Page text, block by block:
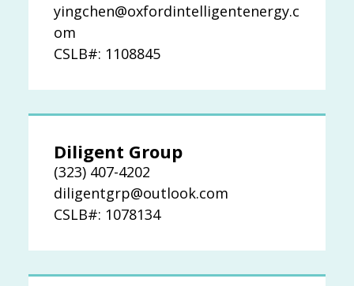
yingchen@oxfordintelligentenergy.c
om
CSLB#: 1108845
Diligent Group
(323) 407-4202
diligentgrp@outlook.com
CSLB#: 1078134